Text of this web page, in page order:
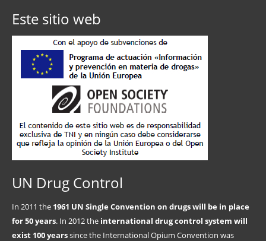
Este sitio web
UN Drug Control
In 2011 the 1961 UN Single Convention on drugs will be in place
for 50 years. In 2012 the international drug control system will
exist 100 yearssince the International Opium Convention was